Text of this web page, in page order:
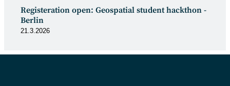
Registeration open: Geospatial student hackthon -
Berlin
21.3.2026